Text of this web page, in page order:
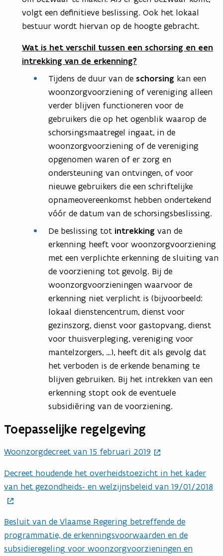
volgt een definitieve beslissing. Ook het lokaal
bestuur wordt hiervan op de hoogte gebracht.
Wat is het verschil tussen een schorsing en een
intrekking van de erkenning?
Tijdens de duur van de schorsing kan een
woonzorgvoorziening of vereniging alleen
verder blijven functioneren voor de
gebruikers die op het ogenblik waarop de
schorsingsmaatregel ingaat, in de
woonzorgvoorziening of de vereniging
opgenomen waren of er zorg en
ondersteuning van ontvingen, of voor
nieuwe gebruikers die een schriftelijke
opnameovereenkomst hebben ondertekend
vóór de datum van de schorsingsbeslissing.
De beslissing tot intrekking van de
erkenning heeft voor woonzorgvoorziening
met een verplichte erkenning de sluiting van
de voorziening tot gevolg. Bij de
woonzorgvoorzieningen waarvoor de
erkenning niet verplicht is (bijvoorbeeld:
lokaal dienstencentrum, dienst voor
gezinszorg, dienst voor gastopvang, dienst
voor thuisverpleging, vereniging voor
mantelzorgers, …), heeft dit als gevolg dat
het verboden is de erkende benaming te
blijven gebruiken. Bij het intrekken van een
erkenning stopt ook de eventuele
subsidiëring van de voorziening.
Toepasselijke regelgeving
Woonzorgdecreet van 15 februari 2019
Decreet houdende het overheidstoezicht in het kader
van het gezondheids- en welzijnsbeleid van 19/01/2018
Besluit van de Vlaamse Regering betreffende de
programmatie, de erkenningsvoorwaarden en de
subsidieregeling voor woonzorgvoorzieningen en